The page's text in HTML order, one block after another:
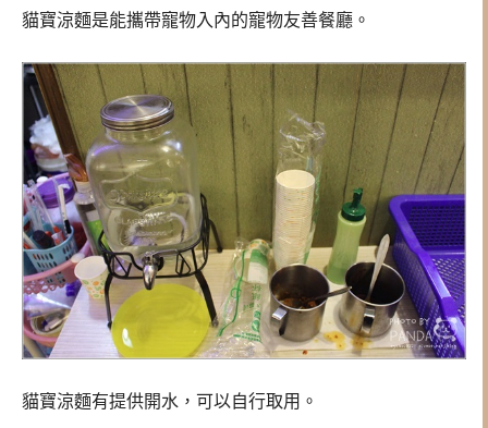
貓寶涼麵是能攜帶寵物入內的寵物友善餐廳。
貓寶涼麵有提供開水，可以自行取用。